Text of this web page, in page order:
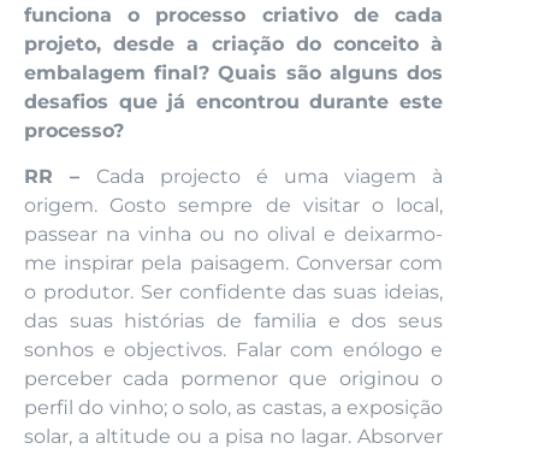
funciona o processo criativo de cada
projeto, desde a criação do conceito à
embalagem final? Quais são alguns dos
desafios que já encontrou durante este
processo?
RR – Cada projecto é uma viagem à
origem. Gosto sempre de visitar o local,
passear na vinha ou no olival e deixarmo-
me inspirar pela paisagem. Conversar com
o produtor. Ser confidente das suas ideias,
das suas histórias de familia e dos seus
sonhos e objectivos. Falar com enólogo e
perceber cada pormenor que originou o
perfil do vinho; o solo, as castas, a exposição
solar, a altitude ou a pisa no lagar. Absorver